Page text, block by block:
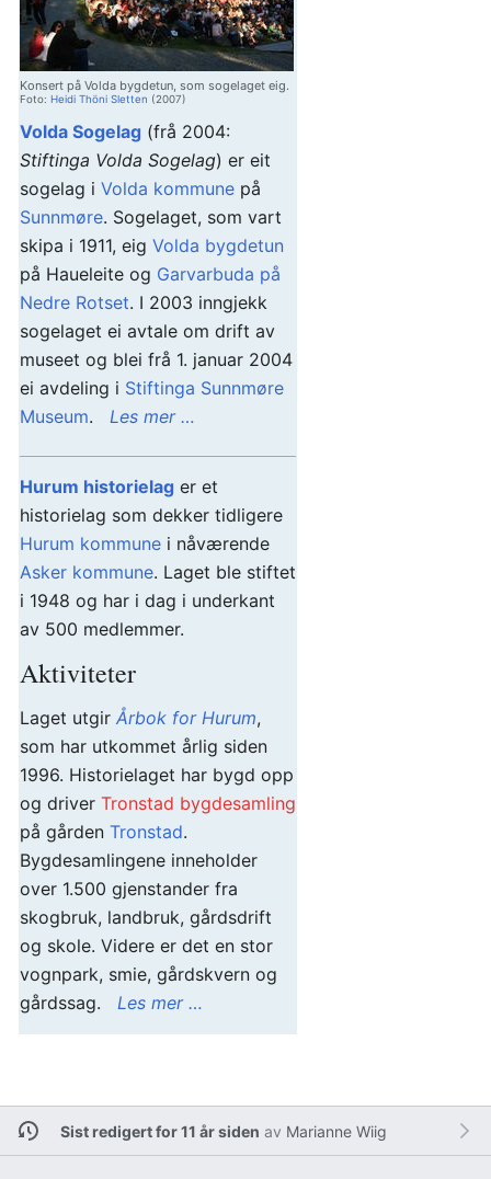
Konsert på Volda bygdetun, som sogelaget eig.
Foto: Heidi Thöni Sletten (2007)
Volda Sogelag (frå 2004:
Stiftinga Volda Sogelag) er eit
sogelag i Volda kommune på
Sunnmøre. Sogelaget, som vart
skipa i 1911, eig Volda bygdetun
på Haueleite og Garvarbuda på
Nedre Rotset. I 2003 inngjekk
sogelaget ei avtale om drift av
museet og blei frå 1. januar 2004
ei avdeling i Stiftinga Sunnmøre
Museum. Les mer …
Hurum historielag er et
historielag som dekker tidligere
Hurum kommune i nåværende
Asker kommune. Laget ble stiftet
i 1948 og har i dag i underkant
av 500 medlemmer.
Aktiviteter
Laget utgir Årbok for Hurum,
som har utkommet årlig siden
1996. Historielaget har bygd opp
og driver Tronstad bygdesamling
på gården Tronstad.
Bygdesamlingene inneholder
over 1.500 gjenstander fra
skogbruk, landbruk, gårdsdrift
og skole. Videre er det en stor
vognpark, smie, gårdskvern og
gårdssag. Les mer …
Sist redigert for 11 år siden av Marianne Wiig